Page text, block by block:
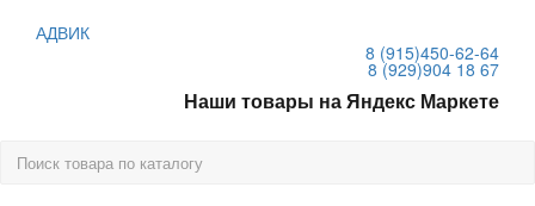
АДВИК
8 (915)450-62-64
8 (929)904 18 67
Наши товары на Яндекс Маркете